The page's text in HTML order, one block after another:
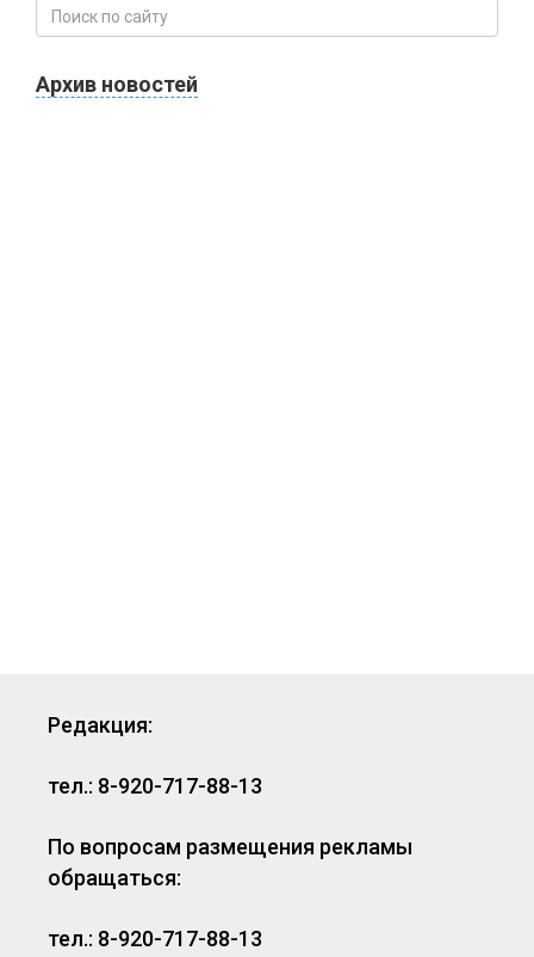
Архив новостей
Редакция:
тел.: 8-920-717-88-13
По вопросам размещения рекламы
обращаться:
тел.: 8-920-717-88-13